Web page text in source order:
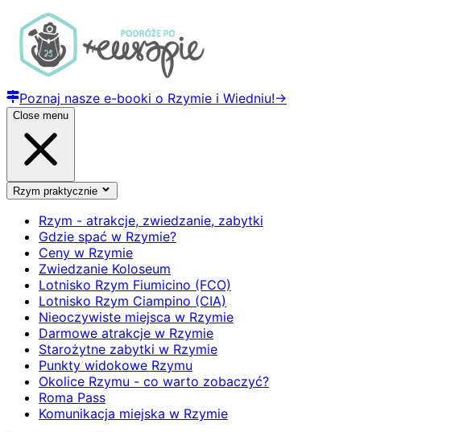
Poznaj nasze e-booki o Rzymie i Wiedniu!→
Close menu
Rzym praktycznie
Rzym - atrakcje, zwiedzanie, zabytki
Gdzie spać w Rzymie?
Ceny w Rzymie
Zwiedzanie Koloseum
Lotnisko Rzym Fiumicino (FCO)
Lotnisko Rzym Ciampino (CIA)
Nieoczywiste miejsca w Rzymie
Darmowe atrakcje w Rzymie
Starożytne zabytki w Rzymie
Punkty widokowe Rzymu
Okolice Rzymu - co warto zobaczyć?
Roma Pass
Komunikacja miejska w Rzymie